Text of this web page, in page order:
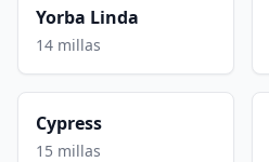
Yorba Linda
14 millas
Cypress
15 millas